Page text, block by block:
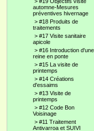
automne-Mesures
préventives hivernage
> #18 Produits de
traitements
> #17 Visite sanitaire
apicole
> #16 Introduction d'une
reine en ponte
> #15 La visite de
printemps
> #14 Créations
d'essaims
> #13 Visite de
printemps
> #12 Code Bon
Voisinage
> #11 Traitement
Antivarroa et SUIVI